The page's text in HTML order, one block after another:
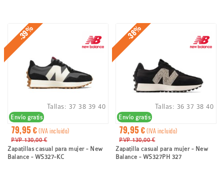
Envío gratis
-39%
79,95 €(IVA incluido)
PVP 130,00 €
Zapatillas casual para mujer - New
Balance - WS327-KC
Tallas: 37 38 39 40
Envío gratis
-38%
79,95 €(IVA incluido)
PVP 130,00 €
Zapatilla casual para mujer - New
Balance - WS327PH 327
Tallas: 36 37 38 40